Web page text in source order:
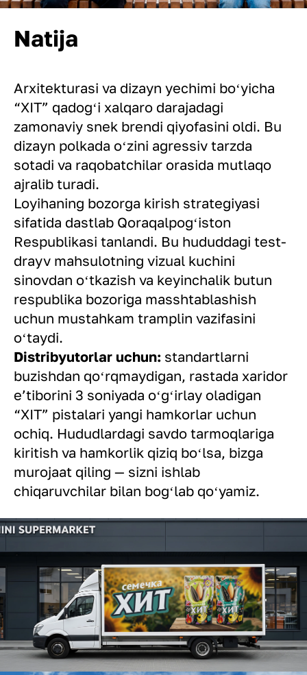
Natija
Arxitekturasi va dizayn yechimi boʻyicha
“XIT” qadogʻi xalqaro darajadagi
zamonaviy snek brendi qiyofasini oldi. Bu
dizayn polkada oʻzini agressiv tarzda
sotadi va raqobatchilar orasida mutlaqo
ajralib turadi.
Loyihaning bozorga kirish strategiyasi
sifatida dastlab Qoraqalpogʻiston
Respublikasi tanlandi. Bu hududdagi test-
drayv mahsulotning vizual kuchini
sinovdan oʻtkazish va keyinchalik butun
respublika bozoriga masshtablashish
uchun mustahkam tramplin vazifasini
oʻtaydi.
Distribyutorlar uchun: standartlarni
buzishdan qoʻrqmaydigan, rastada xaridor
eʼtiborini 3 soniyada oʻgʻirlay oladigan
“XIT” pistalari yangi hamkorlar uchun
ochiq. Hududlardagi savdo tarmoqlariga
kiritish va hamkorlik qiziq boʻlsa, bizga
murojaat qiling — sizni ishlab
chiqaruvchilar bilan bogʻlab qoʻyamiz.